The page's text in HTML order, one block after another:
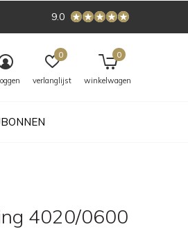
verlanglijst
0
winkelwagen
0
9.0
4020/0600